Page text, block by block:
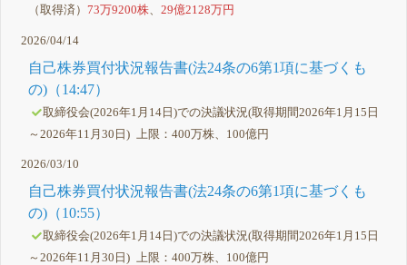
（取得済）73万9200株、29億2128万円
2026/04/14
自己株券買付状況報告書(法24条の6第1項に基づくも
の)（14:47）
取締役会(2026年1月14日)での決議状況(取得期間2026年1月15日
～2026年11月30日) 上限：400万株、100億円
2026/03/10
自己株券買付状況報告書(法24条の6第1項に基づくも
の)（10:55）
取締役会(2026年1月14日)での決議状況(取得期間2026年1月15日
～2026年11月30日) 上限：400万株、100億円